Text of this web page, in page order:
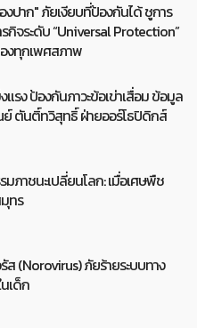
งปาก" ภัยเงียบที่ป้องกันได้ ชูการ
กิจระดับ “Universal Protection”
งทุกเพศสภาพ
แรง ป้องกันภาวะข้อเข่าเสื่อม ข้อมูล
ตันติ์ทวิสุทธิ์ ฝ่ายออร์โธปิดิกส์
มภาชนะเปลี่ยนโลก: เมื่อเศษพืช
ทร
ส (Norovirus) ภัยร้ายระบบทาง
เด็ก